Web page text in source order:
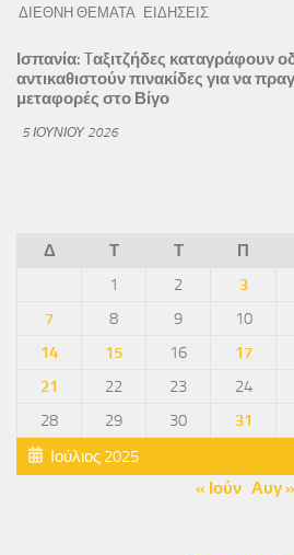
ΔΙΕΘΝΗ ΘΕΜΑΤΑ ΕΙΔΗΣΕΙΣ
Ισπανία: Tαξιτζήδες καταγράφουν
αντικαθιστούν πινακίδες για να
μεταφορές στο Βίγο
5 ΙΟΥΝΊΟΥ 2026
Ιούλιος 2025
Δ Τ Τ Π
1
2 3
7
8 9 10
14
15 16 17
21
22 23 24
28
29 30 31
« Ιούν Αυγ »